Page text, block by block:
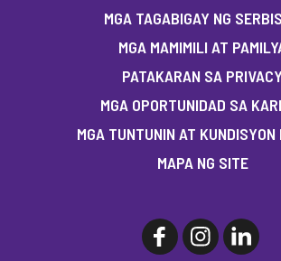
MGA TAGABIGAY NG
MGA MAMIMILI AT
PATAKARAN SA PRIVACY
MGA OPORTUNIDAD SA
MGA TUNTUNIN AT KUNDISYON
MAPA NG SITE